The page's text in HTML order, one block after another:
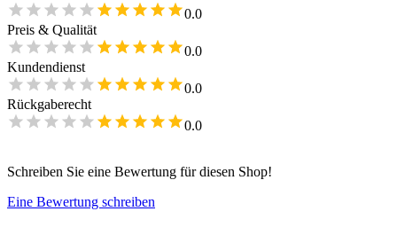
0.0
Preis & Qualität
0.0
Kundendienst
0.0
Rückgaberecht
0.0
Schreiben Sie eine Bewertung für diesen Shop!
Eine Bewertung schreiben